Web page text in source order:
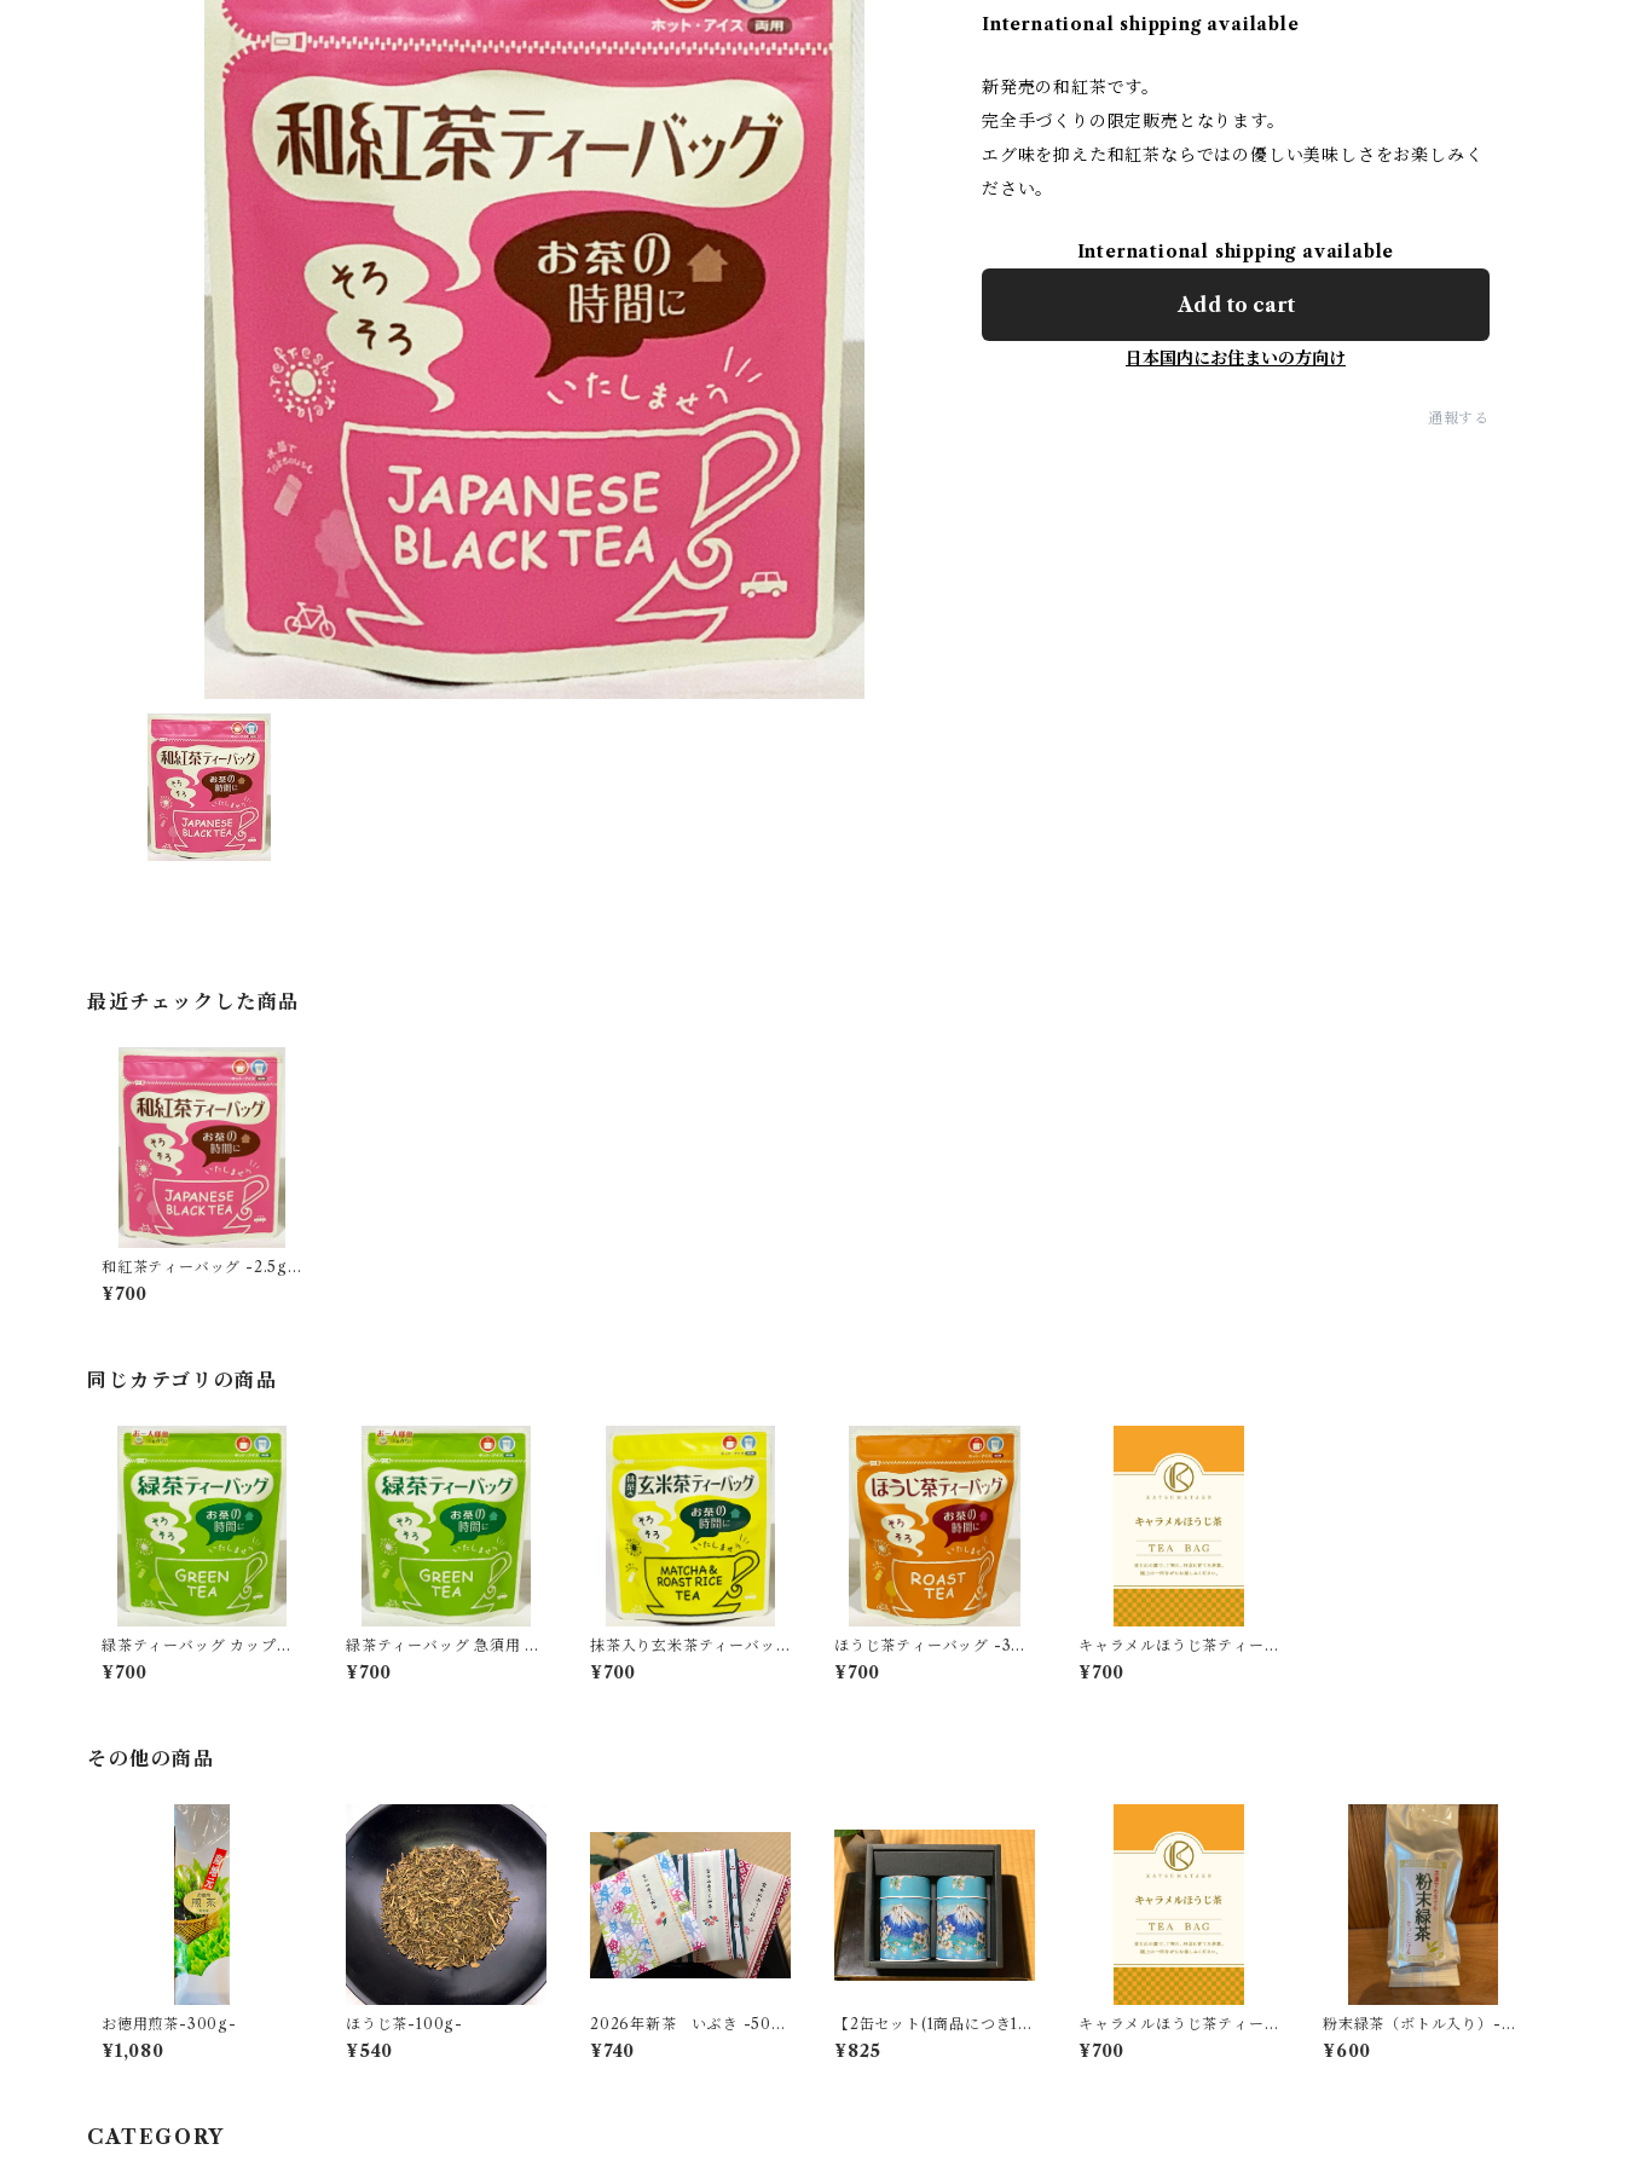
International shipping available
新発売の和紅茶です。
完全手づくりの限定販売となります。
エグ味を抑えた和紅茶ならではの優しい美味しさをお楽しみく
ださい。
International shipping available
Add to cart
日本国内にお住まいの方向け
通報する
最近チェックした商品
和紅茶ティーバッグ -2.5g×
14個入-
¥700
同じカテゴリの商品
緑茶ティーバッグ カップ用
-3g×15個入-
¥700
緑茶ティーバッグ 急須用 -5
g×15個入-
¥700
抹茶入り玄米茶ティーバッ
グ -3g×15個入-
¥700
ほうじ茶ティーバッグ -3g×
15個入-
¥700
キャラメルほうじ茶ティー
バッグ -2.5g×8個入-
¥700
その他の商品
お徳用煎茶-300g-
¥1,080
ほうじ茶-100g-
¥540
2026年新茶 いぶき -50
ｇ-【無料ギフト個包装】
¥740
【2缶セット(1商品につき1缶
275円×2＋箱代275円)】
¥825
キャラメルほうじ茶ティー
バッグ -2.5g×8個入-
¥700
粉末緑茶（ボトル入り）-40
g-
¥600
CATEGORY